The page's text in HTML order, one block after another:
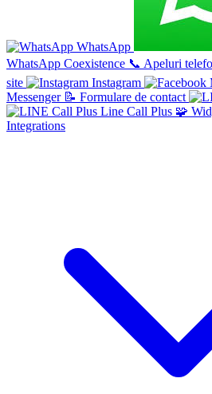
WhatsApp
WhatsApp Coexistence 📞 Apeluri
site
Instagram
Messenger 📝 Formulare de contact
Line Call Plus 🧩
Integrations